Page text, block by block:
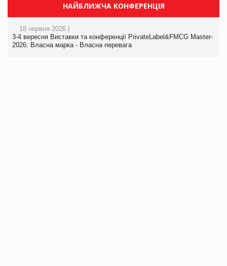
НАЙБЛИЖЧА КОНФЕРЕНЦІЯ
18 червня 2026 |
3-4 вересня Виставки та конференції PrivateLabel&FMCG Master-
2026: Власна марка - Власна перевага